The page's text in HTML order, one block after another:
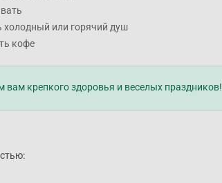
холодный или горячий душ
кофе
вам крепкого здоровья и веселых праздников!